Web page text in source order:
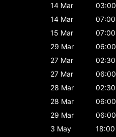
14 Mar
03:00
14 Mar
07:00
15 Mar
07:00
29 Mar
06:00
27 Mar
02:30
27 Mar
06:00
28 Mar
02:30
28 Mar
06:00
29 Mar
06:00
3 May
18:00